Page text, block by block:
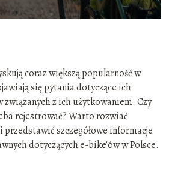
coraz większą popularność w
się pytania dotyczące ich
z ich użytkowaniem. Czy
rejestrować? Warto rozwiać
szczegółowe informacje
dotyczących e-bike’ów w Polsce.